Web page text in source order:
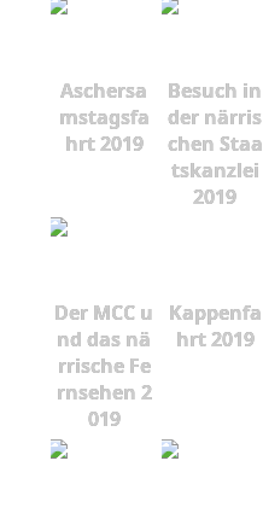
Aschersa
mstagsfa
hrt 2019
Besuch in
der närris
chen Staa
tskanzlei
2019
Der MCC u
nd das nä
rrische Fe
rnsehen 2
019
Kappenfa
hrt 2019